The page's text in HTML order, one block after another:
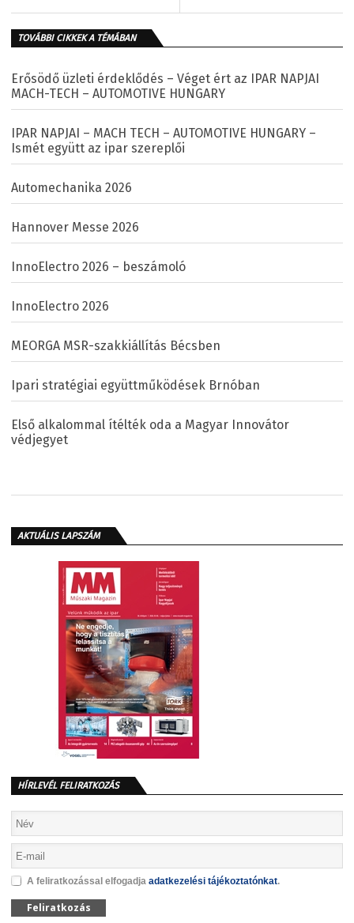
TOVÁBBI CIKKEK A TÉMÁBAN
Erősödő üzleti érdeklődés – Véget ért az IPAR NAPJAI
MACH-TECH – AUTOMOTIVE HUNGARY
IPAR NAPJAI – MACH TECH – AUTOMOTIVE HUNGARY –
Ismét együtt az ipar szereplői
Automechanika 2026
Hannover Messe 2026
InnoElectro 2026 – beszámoló
InnoElectro 2026
MEORGA MSR-szakkiállítás Bécsben
Ipari stratégiai együttműködések Brnóban
Első alkalommal ítélték oda a Magyar Innovátor
védjegyet
AKTUÁLIS LAPSZÁM
HÍRLEVÉL FELIRATKOZÁS
A feliratkozással elfogadja adatkezelési tájékoztatónkat.
Feliratkozás